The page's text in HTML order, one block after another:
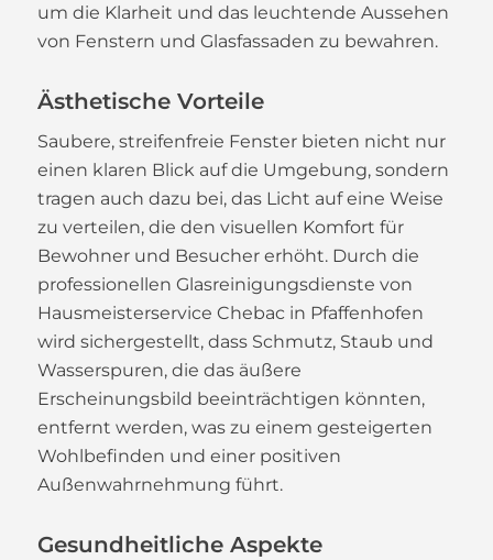
um die Klarheit und das leuchtende Aussehen
von Fenstern und Glasfassaden zu bewahren.
Ästhetische Vorteile
Saubere, streifenfreie Fenster bieten nicht nur
einen klaren Blick auf die Umgebung, sondern
tragen auch dazu bei, das Licht auf eine Weise
zu verteilen, die den visuellen Komfort für
Bewohner und Besucher erhöht. Durch die
professionellen Glasreinigungsdienste von
Hausmeisterservice Chebac in Pfaffenhofen
wird sichergestellt, dass Schmutz, Staub und
Wasserspuren, die das äußere
Erscheinungsbild beeinträchtigen könnten,
entfernt werden, was zu einem gesteigerten
Wohlbefinden und einer positiven
Außenwahrnehmung führt.
Gesundheitliche Aspekte